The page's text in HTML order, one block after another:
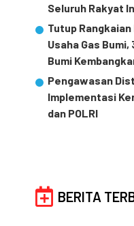
Seluruh Rakyat
Tutup
Usaha Gas Bumi,
Bumi
Pengawasan
Implementasi
dan POLRI
BERITA